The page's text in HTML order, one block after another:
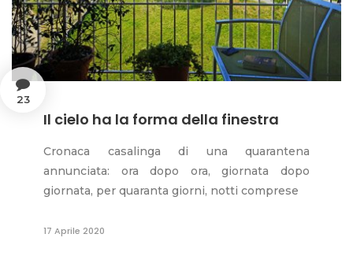
23
Il cielo ha la forma della finestra
Cronaca casalinga di una quarantena
annunciata: ora dopo ora, giornata dopo
giornata, per quaranta giorni, notti comprese
17 Aprile 2020